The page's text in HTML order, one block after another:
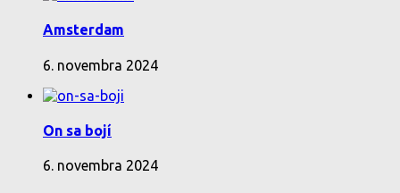
Amsterdam
6. novembra 2024
On sa bojí
6. novembra 2024